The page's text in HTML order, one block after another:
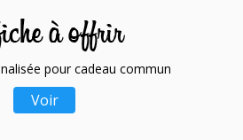
pour cadeau commun
Voir